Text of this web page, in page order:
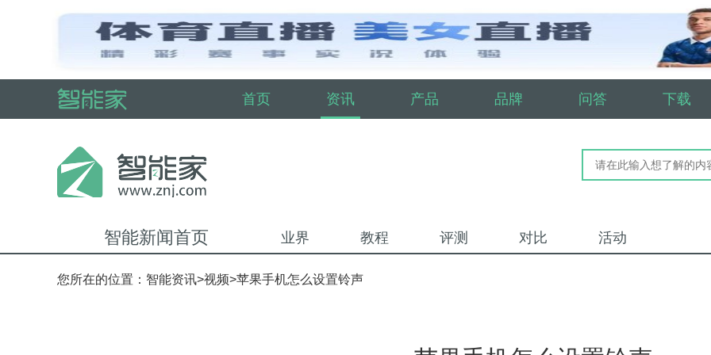
首页 资讯 产品 品牌 问答 下载
智能新闻首页 业界 教程 评测 对比 活动
您所在的位置： 智能资讯>视频>苹果手机怎么设置铃声